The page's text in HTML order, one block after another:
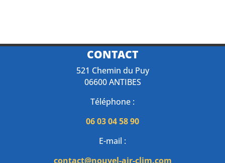
CONTACT
521 Chemin du Puy
06600 ANTIBES
Téléphone :
06 03 04 58 90
E-mail :
contact@nouvel-air-clim.com